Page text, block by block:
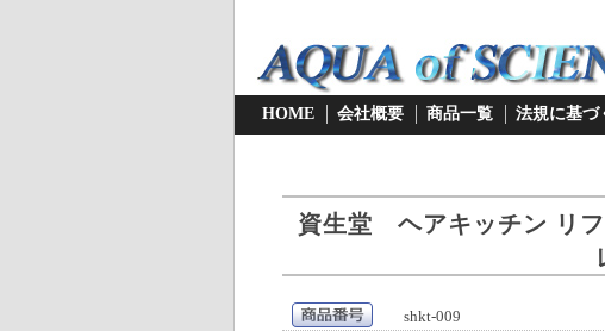
HOME 会社概要 商品一覧 法規に基づ
資生堂 ヘアキッチン リ
shkt-009